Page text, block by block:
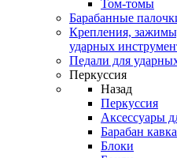
Том-томы
Барабанные
Крепления,
ударных
Педали для
Перкуссия
Назад
Перкуссия
Аксессуары
Барабан
Блоки